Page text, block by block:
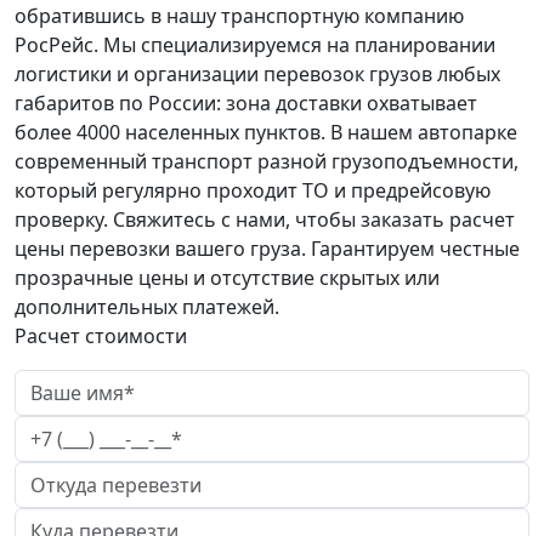
обратившись в нашу транспортную компанию
РосРейс. Мы специализируемся на планировании
логистики и организации перевозок грузов любых
габаритов по России: зона доставки охватывает
более 4000 населенных пунктов. В нашем автопарке
современный транспорт разной грузоподъемности,
который регулярно проходит ТО и предрейсовую
проверку. Свяжитесь с нами, чтобы заказать расчет
цены перевозки вашего груза. Гарантируем честные
прозрачные цены и отсутствие скрытых или
дополнительных платежей.
Расчет стоимости